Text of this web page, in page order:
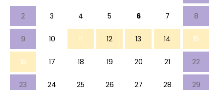
2 3 4 5 6 7 8
9 10 11 12 13 14 15
16 17 18 19 20 21 22
23 24 25 26 27 28 29